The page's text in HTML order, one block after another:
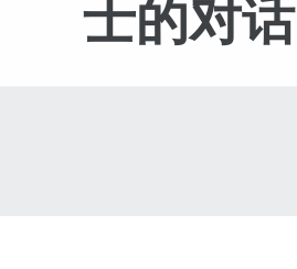
士的对话